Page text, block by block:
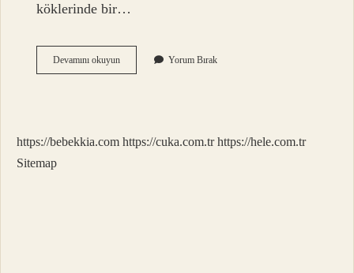
köklerinde bir…
Devamını okuyunAltay
Dilleri
Yorum Bırak
https://bebekkia.com https://cuka.com.tr https://hele.com.tr
Sitemap